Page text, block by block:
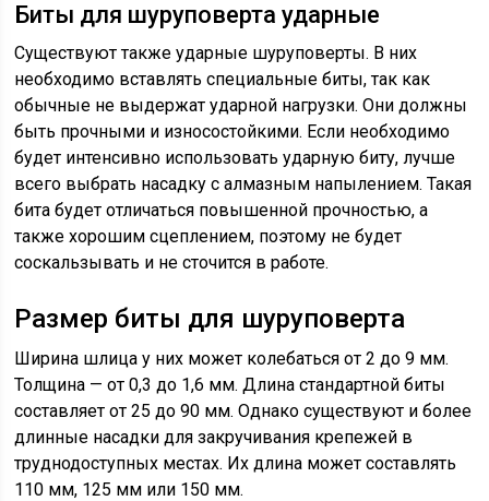
Биты для шуруповерта ударные
Существуют также ударные шуруповерты. В них
необходимо вставлять специальные биты, так как
обычные не выдержат ударной нагрузки. Они должны
быть прочными и износостойкими. Если необходимо
будет интенсивно использовать ударную биту, лучше
всего выбрать насадку с алмазным напылением. Такая
бита будет отличаться повышенной прочностью, а
также хорошим сцеплением, поэтому не будет
соскальзывать и не сточится в работе.
Размер биты для шуруповерта
Ширина шлица у них может колебаться от 2 до 9 мм.
Толщина — от 0,3 до 1,6 мм. Длина стандартной биты
составляет от 25 до 90 мм. Однако существуют и более
длинные насадки для закручивания крепежей в
труднодоступных местах. Их длина может составлять
110 мм, 125 мм или 150 мм.